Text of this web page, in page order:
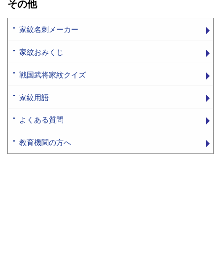
その他
家紋名刺メーカー
家紋おみくじ
戦国武将家紋クイズ
家紋用語
よくある質問
教育機関の方へ